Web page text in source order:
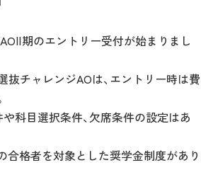
期のエントリー受付が始まりまし
抜チャレンジAOは、エントリー時は費
科目選択条件、欠席条件の設定はあ
合格者を対象とした奨学金制度があり